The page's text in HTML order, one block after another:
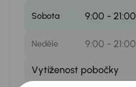
Sobota 9:00 - 21:00
Neděle 9:00 - 21:00
Vytíženost pobočky